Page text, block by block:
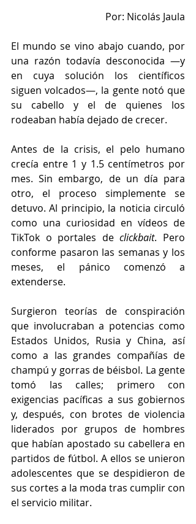
Por: Nicolás Jaula
El mundo se vino abajo cuando, por
una razón todavía desconocida —y
en cuya solución los científicos
siguen volcados—, la gente notó que
su cabello y el de quienes los
rodeaban había dejado de crecer.
Antes de la crisis, el pelo humano
crecía entre 1 y 1.5 centímetros por
mes. Sin embargo, de un día para
otro, el proceso simplemente se
detuvo. Al principio, la noticia circuló
como una curiosidad en vídeos de
TikTok o portales de clickbait. Pero
conforme pasaron las semanas y los
meses, el pánico comenzó a
extenderse.
Surgieron teorías de conspiración
que involucraban a potencias como
Estados Unidos, Rusia y China, así
como a las grandes compañías de
champú y gorras de béisbol. La gente
tomó las calles; primero con
exigencias pacíficas a sus gobiernos
y, después, con brotes de violencia
liderados por grupos de hombres
que habían apostado su cabellera en
partidos de fútbol. A ellos se unieron
adolescentes que se despidieron de
sus cortes a la moda tras cumplir con
el servicio militar.